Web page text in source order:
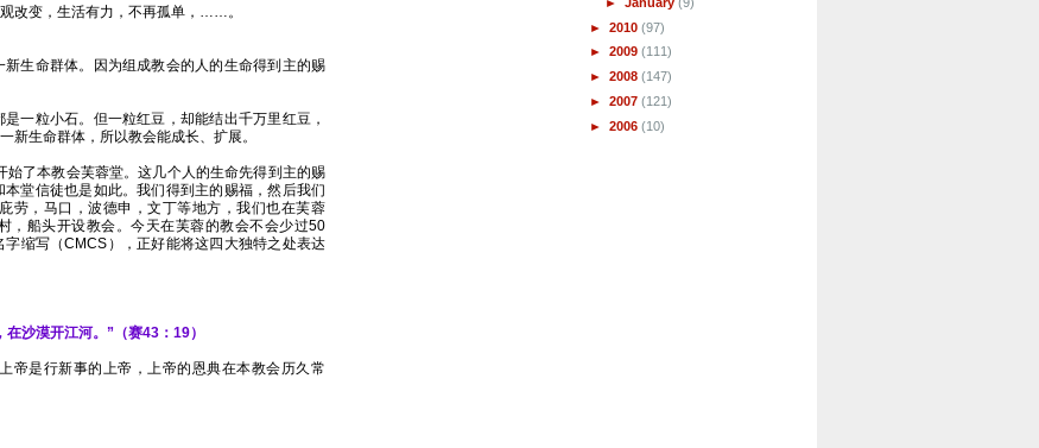
改变，生活有力，不再孤单，……。
生命群体。因为组成教会的人的生命得到主的赐
一粒小石。但一粒红豆，却能结出千万里红豆，
新生命群体，所以教会能成长、扩展。
了本教会芙蓉堂。这几个人的生命先得到主的赐
堂信徒也是如此。我们得到主的赐福，然后我们
劳，马口，波德申，文丁等地方，我们也在芙蓉
，船头开设教会。今天在芙蓉的教会不会少过50
缩写（CMCS），正好能将这四大独特之处表达
沙漠开江河。”（赛43：19）
帝是行新事的上帝，上帝的恩典在本教会历久常
► 2010 (97)
► 2009 (111)
► 2008 (147)
► 2007 (121)
► 2006 (10)